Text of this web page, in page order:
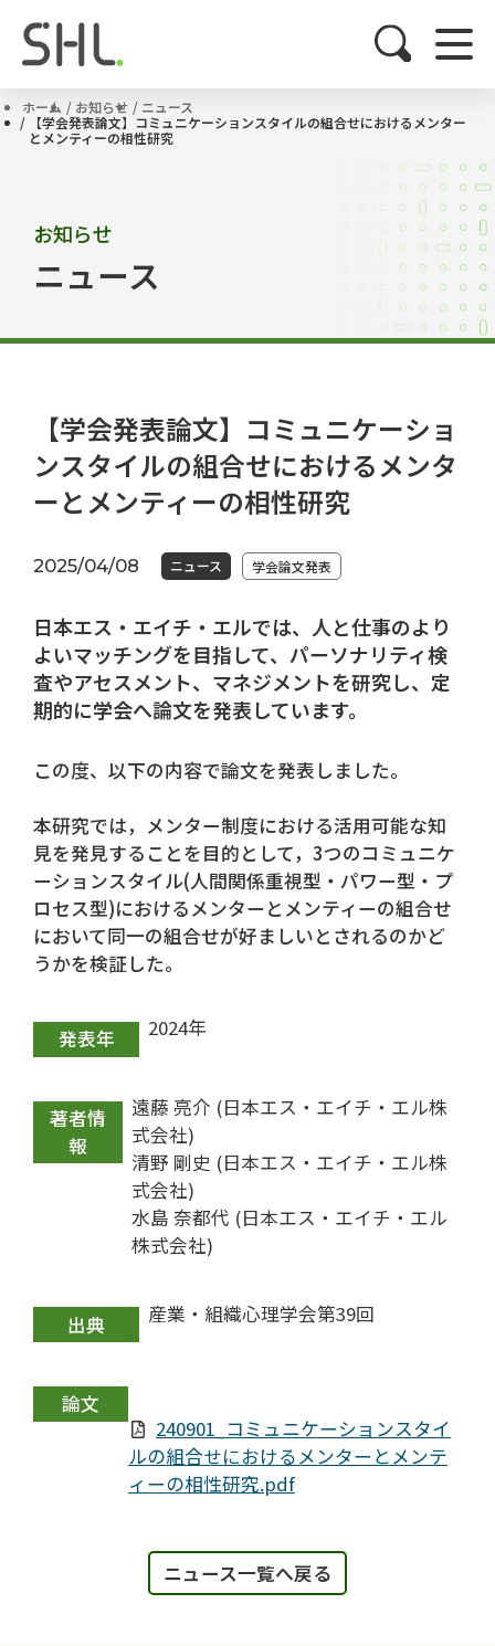
ホーム お知らせ
ニュース
【学会発表論文】コミュニケーションスタイルの組合せにおけるメンター
とメンティーの相性研究
お知らせ
ニュース
【学会発表論文】コミュニケーショ
ンスタイルの組合せにおけるメンタ
ーとメンティーの相性研究
2025/04/08 ニュース 学会論文発表
日本エス・エイチ・エルでは、人と仕事のより
よいマッチングを目指して、パーソナリティ検
査やアセスメント、マネジメントを研究し、定
期的に学会へ論文を発表しています。
この度、以下の内容で論文を発表しました。
本研究では，メンター制度における活用可能な知
見を発見することを目的として，3つのコミュニケ
ーションスタイル(人間関係重視型・パワー型・プ
ロセス型)におけるメンターとメンティーの組合せ
において同一の組合せが好ましいとされるのかど
うかを検証した。
発表年 2024年
著者情
報
遠藤 亮介 (日本エス・エイチ・エル株
式会社)
清野 剛史 (日本エス・エイチ・エル株
式会社)
水島 奈都代 (日本エス・エイチ・エル
株式会社)
出典 産業・組織心理学会第39回
論文
240901_コミュニケーションスタイ
ルの組合せにおけるメンターとメンテ
ィーの相性研究.pdf
ニュース一覧へ戻る